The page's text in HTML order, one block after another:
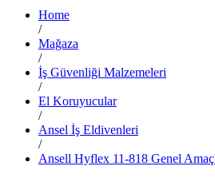
Home
/
Mağaza
/
İş Güvenliği Malzemeleri
/
El Koruyucular
/
Ansel İş Eldivenleri
/
Ansell Hyflex 11-818 Genel